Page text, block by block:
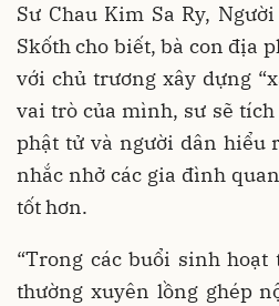
Sư Chau Kim Sa Ry,
Skốth cho biết, bà con địa
với chủ trương xây dựng
vai trò của mình, sư sẽ
phật tử và người dân hiểu
nhắc nhở các gia đình
tốt hơn.
“Trong các buổi sinh hoạt
thường xuyên lồng ghép